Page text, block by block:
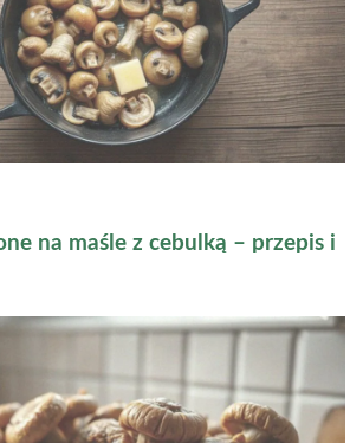
na maśle z cebulką – przepis i